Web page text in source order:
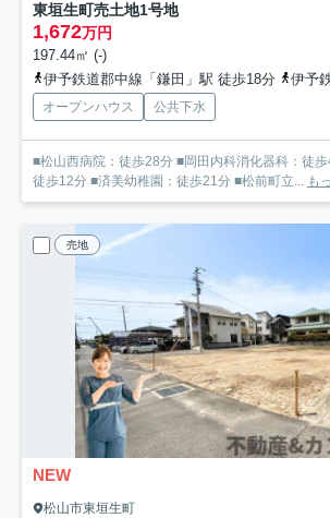
東垣生町売土地1号地
1,672万円
197.44㎡ (-)
伊予鉄道郡中線「鎌田」駅 徒歩18分
伊予鉄バス
オープンハウス 公共下水
■松山西病院：徒歩28分 ■岡田内科消化器科：徒歩
徒歩12分 ■済美幼稚園：徒歩21分 ■松前町立... も
売地
NEW
松山市東垣生町